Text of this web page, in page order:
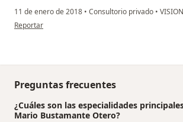
11 de enero de 2018 • Consultorio privado •
en opinión del usuario usuario
Reportar
Preguntas frecuentes
¿Cuáles son las especialidades
Mario Bustamante Otero?